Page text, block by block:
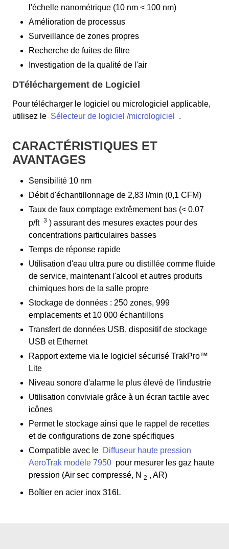
l'échelle nanométrique (10 nm < 100 nm)
Amélioration de processus
Surveillance de zones propres
Recherche de fuites de filtre
Investigation de la qualité de l'air
DTéléchargement de Logiciel
Pour télécharger le logiciel ou micrologiciel applicable,
utilisez le Sélecteur de logiciel /micrologiciel .
CARACTÉRISTIQUES ET
AVANTAGES
Sensibilité 10 nm
Débit d'échantillonnage de 2,83 l/min (0,1 CFM)
Taux de faux comptage extrêmement bas (< 0,07
p/ft 3 ) assurant des mesures exactes pour des
concentrations particulaires basses
Temps de réponse rapide
Utilisation d'eau ultra pure ou distillée comme fluide
de service, maintenant l'alcool et autres produits
chimiques hors de la salle propre
Stockage de données : 250 zones, 999
emplacements et 10 000 échantillons
Transfert de données USB, dispositif de stockage
USB et Ethernet
Rapport externe via le logiciel sécurisé TrakPro™
Lite
Niveau sonore d'alarme le plus élevé de l'industrie
Utilisation conviviale grâce à un écran tactile avec
icônes
Permet le stockage ainsi que le rappel de recettes
et de configurations de zone spécifiques
Compatible avec le Diffuseur haute pression
AeroTrak modèle 7950 pour mesurer les gaz haute
pression (Air sec compressé, N 2 , AR)
Boîtier en acier inox 316L